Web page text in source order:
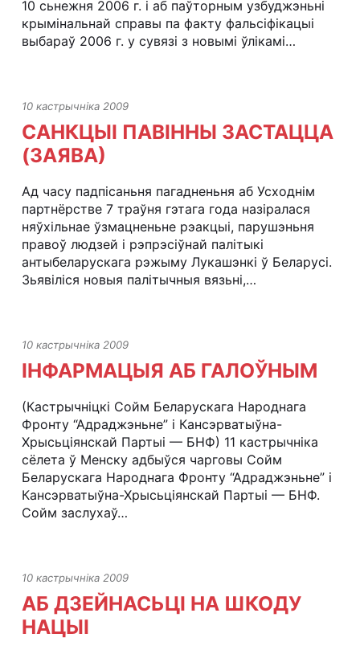
10 сьнежня 2006 г. і аб паўторным узбуджэньні
крымінальнай справы па факту фальсіфікацыі
выбараў 2006 г. у сувязі з новымі ўлікамі…
10 кастрычніка 2009
САНКЦЫІ ПАВІННЫ ЗАСТАЦЦА
(ЗАЯВА)
Ад часу падпісаньня пагадненьня аб Усходнім
партнёрстве 7 траўня гэтага года назіралася
няўхільнае ўзмацненьне рэакцыі, парушэньня
правоў людзей і рэпрэсіўнай палітыкі
антыбеларускага рэжыму Лукашэнкі ў Беларусі.
Зьявіліся новыя палітычныя вязьні,…
10 кастрычніка 2009
ІНФАРМАЦЫЯ АБ ГАЛОЎНЫМ
(Кастрычніцкі Сойм Беларускага Народнага
Фронту “Адраджэньне” і Кансэрватыўна-
Хрысьціянскай Партыі — БНФ) 11 кастрычніка
сёлета ў Менску адбыўся чарговы Сойм
Беларускага Народнага Фронту “Адраджэньне” і
Кансэрватыўна-Хрысьціянскай Партыі — БНФ.
Сойм заслухаў…
10 кастрычніка 2009
АБ ДЗЕЙНАСЬЦІ НА ШКОДУ
НАЦЫІ